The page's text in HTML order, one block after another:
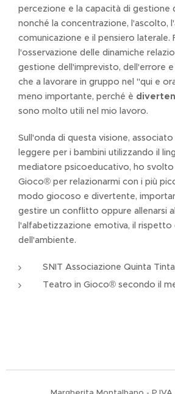
percezione e la capacità di gestione
nonché la concentrazione, l'ascolto,
comunicazione e il pensiero laterale.
l'osservazione delle dinamiche
gestione dell'imprevisto, dell'errore
che a lavorare in gruppo nel "qui e
meno importante, perché è
sono molto utili nel mio lavoro.
Sull'onda di questa visione,
leggere per i bambini utilizzando il
mediatore psicoeducativo, ho
Gioco® per relazionarmi con i più
modo giocoso e divertente,
gestire un conflitto oppure allenarsi
l'alfabetizzazione emotiva, il rispetto
dell'ambiente.
SNIT Associazione Quinta Tinta
Teatro in Gioco® secondo il